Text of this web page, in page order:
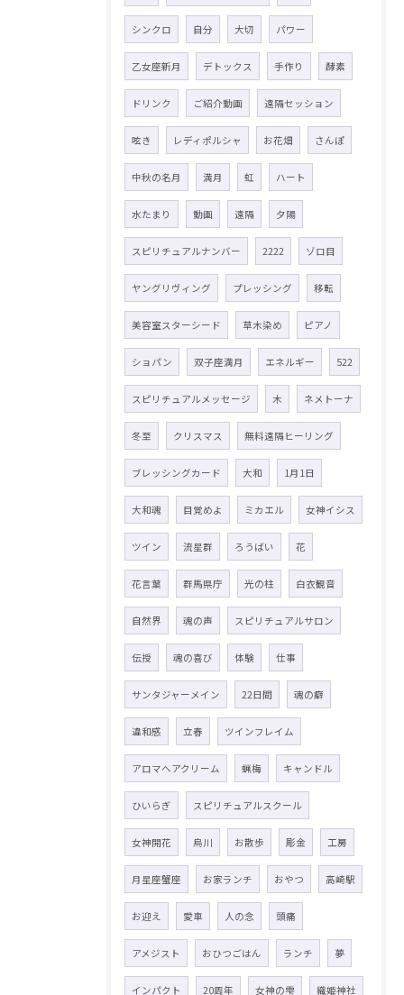
シンクロ 自分 大切 パワー
乙女座新月 デトックス 手作り 酵素
ドリンク ご紹介動画 遠隔セッション
呟き レディポルシャ お花畑 さんぽ
中秋の名月 満月 虹 ハート
水たまり 動画 遠隔 夕陽
スピリチュアルナンバー 2222 ゾロ目
ヤングリヴィング プレッシング 移転
美容室スターシード 草木染め ピアノ
ショパン 双子座満月 エネルギー 522
スピリチュアルメッセージ 木 ネメトーナ
冬至 クリスマス 無料遠隔ヒーリング
ブレッシングカード 大和 1月1日
大和魂 目覚めよ ミカエル 女神イシス
ツイン 流星群 ろうばい 花
花言葉 群馬県庁 光の柱 白衣観音
自然界 魂の声 スピリチュアルサロン
伝授 魂の喜び 体験 仕事
サンタジャーメイン 22日間 魂の癖
違和感 立春 ツインフレイム
アロマヘアクリーム 蝋梅 キャンドル
ひいらぎ スピリチュアルスクール
女神開花 烏川 お散歩 彫金 工房
月星座蟹座 お家ランチ おやつ 高崎駅
お迎え 愛車 人の念 頭痛
アメジスト おひつごはん ランチ 夢
インパクト 20周年 女神の雫 織姫神社